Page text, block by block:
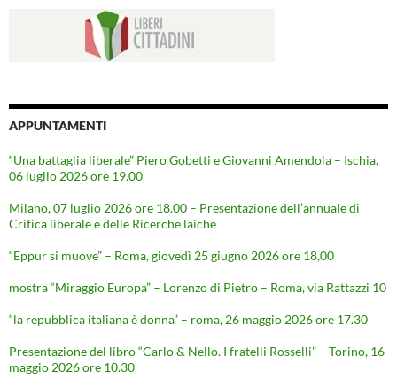
APPUNTAMENTI
“Una battaglia liberale” Piero Gobetti e Giovanni Amendola – Ischia,
06 luglio 2026 ore 19.00
Milano, 07 luglio 2026 ore 18.00 – Presentazione dell’annuale di
Critica liberale e delle Ricerche laiche
“Eppur si muove” – Roma, giovedì 25 giugno 2026 ore 18,00
mostra “Miraggio Europa” – Lorenzo di Pietro – Roma, via Rattazzi 10
“la repubblica italiana è donna” – roma, 26 maggio 2026 ore 17.30
Presentazione del libro “Carlo & Nello. I fratelli Rosselli” – Torino, 16
maggio 2026 ore 10.30